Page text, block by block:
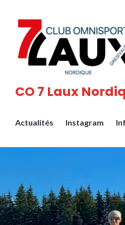
contenu
principal
CO 7 Laux
Actualités Instagram